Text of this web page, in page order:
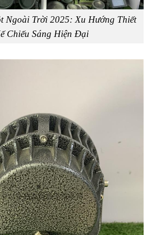
Ngoài Trời 2025: Xu Hướng Thiết
Chiếu Sáng Hiện Đại